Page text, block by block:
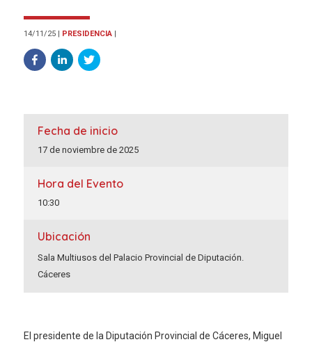
14/11/25 | PRESIDENCIA |
Fecha de inicio
17 de noviembre de 2025
Hora del Evento
10:30
Ubicación
Sala Multiusos del Palacio Provincial de Diputación.
Cáceres
El presidente de la Diputación Provincial de Cáceres, Miguel